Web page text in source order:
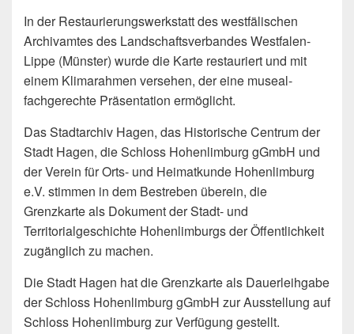
In der Restaurierungswerkstatt des westfälischen
Archivamtes des Landschaftsverbandes Westfalen-
Lippe (Münster) wurde die Karte restauriert und mit
einem Klimarahmen versehen, der eine museal-
fachgerechte Präsentation ermöglicht.
Das Stadtarchiv Hagen, das Historische Centrum der
Stadt Hagen, die Schloss Hohenlimburg gGmbH und
der Verein für Orts- und Heimatkunde Hohenlimburg
e.V. stimmen in dem Bestreben überein, die
Grenzkarte als Dokument der Stadt- und
Territorialgeschichte Hohenlimburgs der Öffentlichkeit
zugänglich zu machen.
Die Stadt Hagen hat die Grenzkarte als Dauerleihgabe
der Schloss Hohenlimburg gGmbH zur Ausstellung auf
Schloss Hohenlimburg zur Verfügung gestellt.